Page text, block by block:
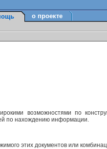
о проекте
возможностями по
по нахождению информации.
этих документов или